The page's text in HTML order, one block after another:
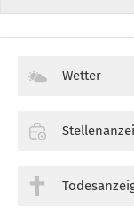
Wetter